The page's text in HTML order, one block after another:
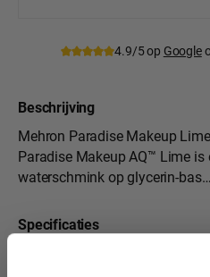
4.9/5 op Google
Beschrijving
Mehron Paradise Makeup
Paradise Makeup AQ™ Lime
waterschmink op glycerin-bas…
Specificaties